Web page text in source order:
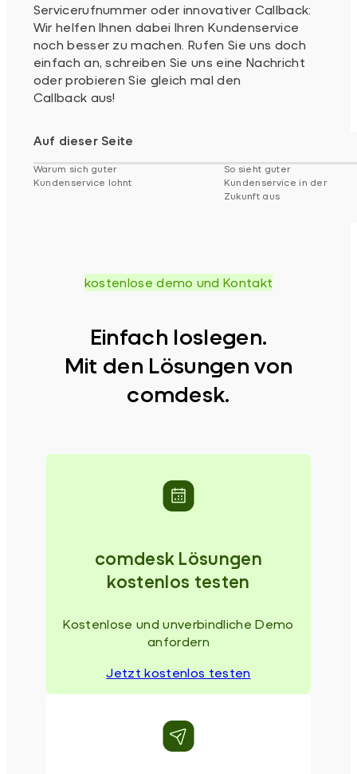
Servicerufnummer oder innovativer Callback:
Wir helfen Ihnen dabei Ihren Kundenservice
noch besser zu machen. Rufen Sie uns doch
einfach an, schreiben Sie uns eine Nachricht
oder probieren Sie gleich mal den
Callback aus!
Auf dieser Seite
Warum sich guter
Kundenservice lohnt
So sieht guter
Kundenservice in der
Zukunft aus
kostenlose demo und Kontakt
Einfach loslegen.
Mit den Lösungen von
comdesk.
comdesk Lösungen
kostenlos testen
Kostenlose und unverbindliche Demo
anfordern
Jetzt kostenlos testen